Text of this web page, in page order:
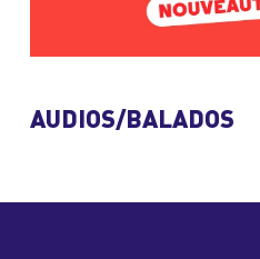
AUDIOS/BALADOS